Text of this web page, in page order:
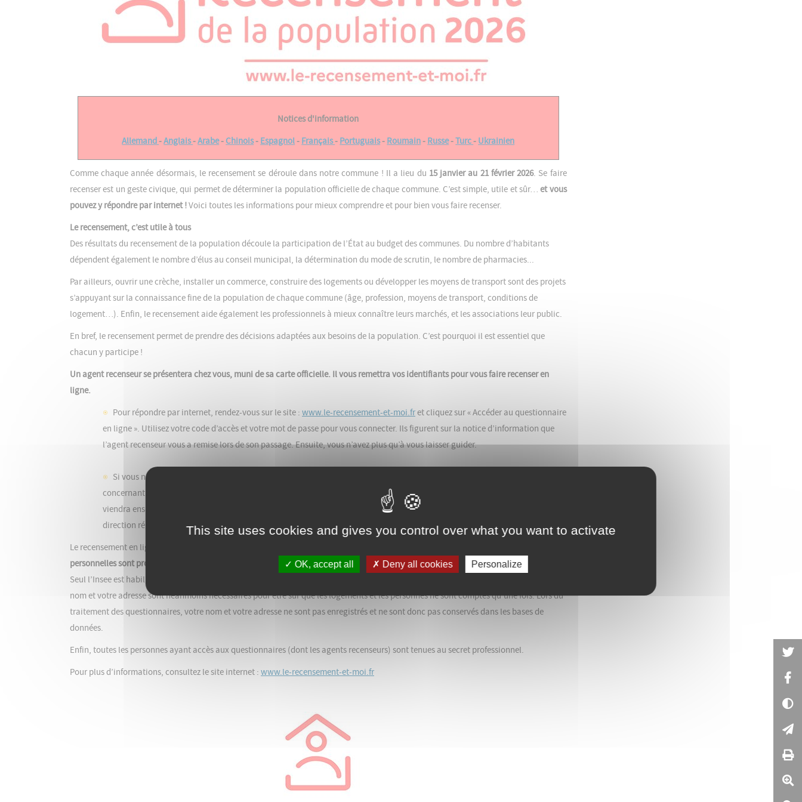
Notices d'information
Allemand-Anglais-Arabe-Chinois-Espagnol-Français-Portuguais-Roumain-Russe-Turc-Ukrainien
Comme chaque année désormais, le recensement se déroule dans notre commune ! Il a lieu du 15 janvier au 21 février 2026. Se faire
recenser est un geste civique, qui permet de déterminer la population officielle de chaque commune. C’est simple, utile et sûr…et vous
pouvez y répondre par internet !Voici toutes les informations pour mieux comprendre et pour bien vous faire recenser.
Le recensement, c’est utile à tous
Des résultats du recensement de la population découle la participation de l’État au budget des communes. Du nombre d’habitants
dépendent également le nombre d’élus au conseil municipal, la détermination du mode de scrutin, le nombre de pharmacies...
Par ailleurs, ouvrir une crèche, installer un commerce, construire des logements ou développer les moyens de transport sont des projets
s’appuyant sur la connaissance fine de la population de chaque commune (âge, profession, moyens de transport, conditions de
logement…). Enfin, le recensement aide également les professionnels à mieux connaître leurs marchés, et les associations leur public.
En bref, le recensement permet de prendre des décisions adaptées aux besoins de la population. C’est pourquoi il est essentiel que
chacun y participe !
Un agent recenseur se présentera chez vous, muni de sa carte officielle. Il vous remettra vos identifiants pour vous faire recenser en
ligne.
Pour répondre par internet, rendez-vous sur le site :www.le-recensement-et-moi.fret cliquez sur « Accéder au questionnaire
en ligne ». Utilisez votre code d’accès et votre mot de passe pour vous connecter. Ils figurent sur la notice d’information que
l’agent recenseur vous a remise lors de son passage. Ensuite, vous n’avez plus qu’à vous laisser guider.
Si vous ne pouvez pas répondre en ligne l’agent recenseur vous remettra lors de son passage les questionnaires papier
concernant votre logement et les personnes qui y résident. Remplissez-les lisiblement. Il peut vous aider si vous le souhaitez et
viendra ensuite les récupérer à un moment convenu avec vous. Vous pouvez également les envoyer à votre mairie ou à la
direction régionale de l’Insee.
Le recensement en ligne est moins coûteux et plus respectueux de l’environnement.
personnelles sont protégées.
Seul l’Insee est habilité à exploiter les questionnaires. Ils ne peuvent donc donner lieu à aucun contrôle administratif ou fiscal. Votre
nom et votre adresse sont néanmoins nécessaires pour être sûr que les logements et les personnes ne sont comptés qu’une fois. Lors du
traitement des questionnaires, votre nom et votre adresse ne sont pas enregistrés et ne sont donc pas conservés dans les bases de
données.
Enfin, toutes les personnes ayant accès aux questionnaires (dont les agents recenseurs) sont tenues au secret professionnel.
Pour plus d’informations, consultez le site internet :www.le-recensement-et-moi.fr
This site uses cookies and gives you control over what you want to activate
OK, accept all Deny all cookies Personalize